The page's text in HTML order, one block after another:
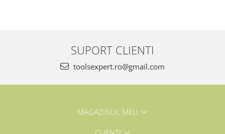
SUPORT CLIENTI
toolsexpert.ro@gmail.com
MAGAZINUL MEU